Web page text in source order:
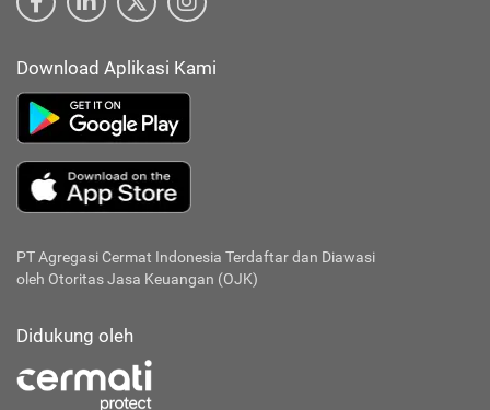
Download Aplikasi Kami
PT Agregasi Cermat Indonesia Terdaftar dan Diawasi
oleh Otoritas Jasa Keuangan (OJK)
Didukung oleh